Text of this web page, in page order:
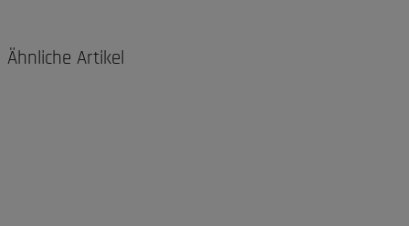
Ähnliche Artikel